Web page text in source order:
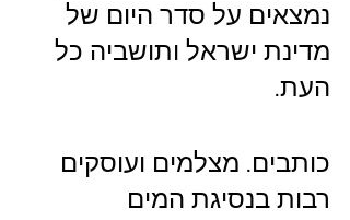
נמצאים על סדר היום של
מדינת ישראל ותושביה כל
העת.
כותבים. מצלמים ועוסקים
רבות בנסיגת המים